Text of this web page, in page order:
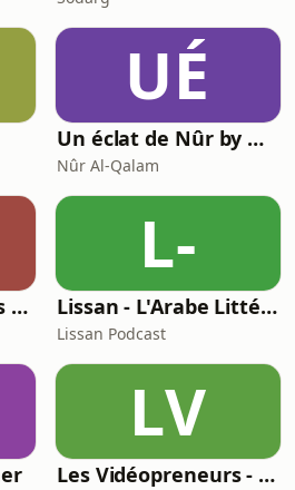
UÉ
Un éclat de Nûr by Nûr Al-Qalam
Nûr Al-Qalam
Histoires de Darons (des pères qui parlent de paternité)
L-
Lissan - L'Arabe Littéraire au Quotidien
Lissan Podcast
LV
Les Vidéopreneurs - Le Podcast des vidéastes entrepreneurs.